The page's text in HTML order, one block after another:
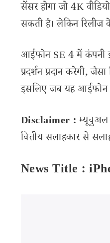
सेंसर होगा जो 4K
सकती है। लेकिन रिलीज
आईफोन SE 4 में कंपनी
प्रदर्शन प्रदान करेगी,
इसलिए जब यह आईफोन
Disclaimer :म्यूचुअल
वित्तीय सलाहकार से
News Title :